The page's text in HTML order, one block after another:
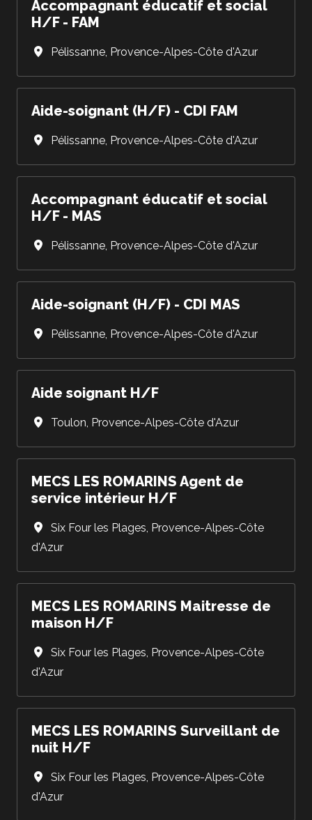
Accompagnant éducatif et social
H/F - FAM
Pélissanne, Provence-Alpes-Côte d'Azur
Aide-soignant (H/F) - CDI FAM
Pélissanne, Provence-Alpes-Côte d'Azur
Accompagnant éducatif et social
H/F - MAS
Pélissanne, Provence-Alpes-Côte d'Azur
Aide-soignant (H/F) - CDI MAS
Pélissanne, Provence-Alpes-Côte d'Azur
Aide soignant H/F
Toulon, Provence-Alpes-Côte d'Azur
MECS LES ROMARINS Agent de
service intérieur H/F
Six Four les Plages, Provence-Alpes-Côte
d'Azur
MECS LES ROMARINS Maitresse de
maison H/F
Six Four les Plages, Provence-Alpes-Côte
d'Azur
MECS LES ROMARINS Surveillant de
nuit H/F
Six Four les Plages, Provence-Alpes-Côte
d'Azur